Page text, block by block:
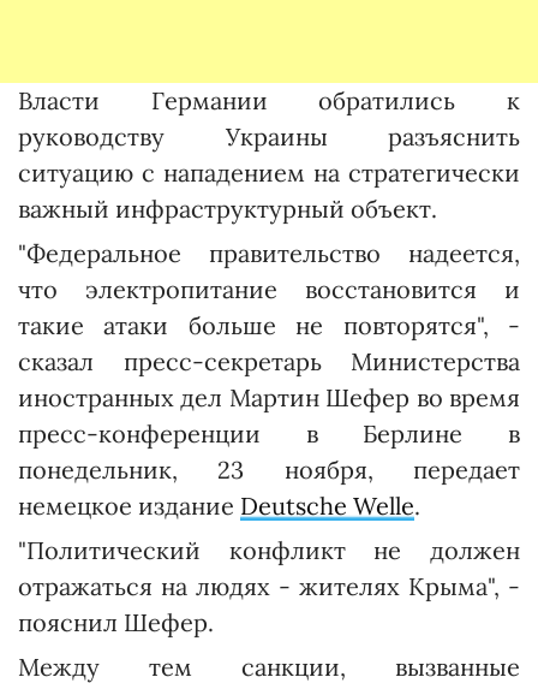
Власти Германии обратились к
руководству Украины разъяснить
ситуацию с нападением на стратегически
важный инфраструктурный объект.
"Федеральное правительство надеется,
что электропитание восстановится и
такие атаки больше не повторятся", -
сказал пресс-секретарь Министерства
иностранных дел Мартин Шефер во время
пресс-конференции в Берлине в
понедельник, 23 ноября, передает
немецкое издание Deutsche Welle.
"Политический конфликт не должен
отражаться на людях - жителях Крыма", -
пояснил Шефер.
Между тем санкции, вызванные